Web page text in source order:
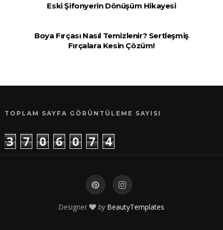
Eski Şifonyerin Dönüşüm Hikayesi
Boya Fırçası Nasıl Temizlenir? Sertleşmiş
Fırçalara Kesin Çözüm!
TOPLAM SAYFA GÖRÜNTÜLEME SAYISI
3 7 0 6 0 7 4
Designer by BeautyTemplates